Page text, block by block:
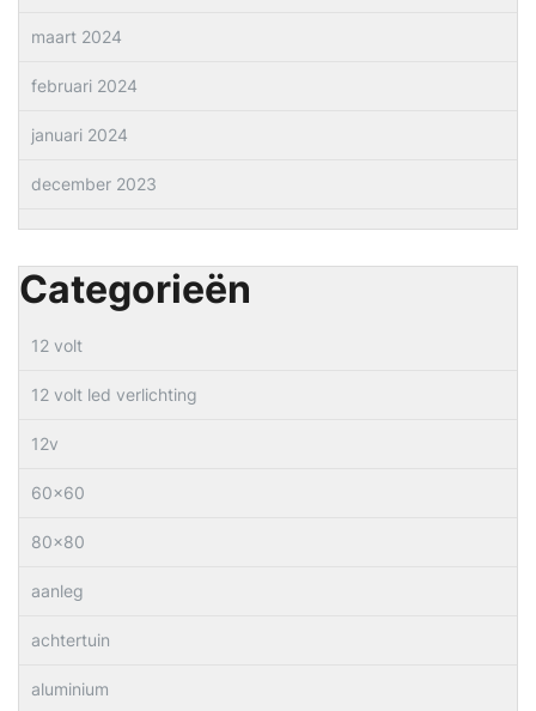
maart 2024
februari 2024
januari 2024
december 2023
Categorieën
12 volt
12 volt led verlichting
12v
60×60
80×80
aanleg
achtertuin
aluminium